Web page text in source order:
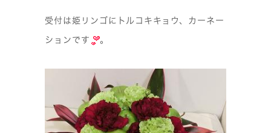
受付は姫リンゴにトルコキキョウ、カーネー
ションです 。